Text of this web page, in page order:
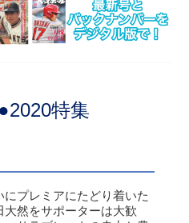
特集
にプレミアにたどり着いた
大然をサポーターは大歓